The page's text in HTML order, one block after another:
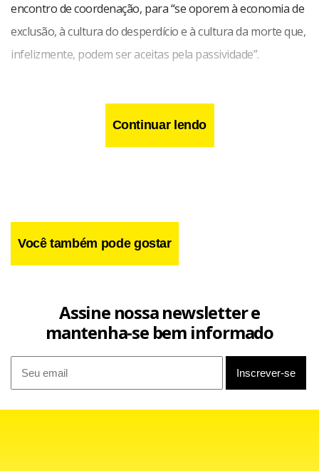
encontro de coordenação, para “se oporem à economia de
exclusão, à cultura do desperdício e à cultura da morte que,
infelizmente, podem ser aceitas pela passividade”.
Ele lembrou “a dignidade de cada irmão, cuja vida é
inviolável, da concepção até o termo natural”, em uma
Continuar lendo
Você também pode gostar
Assine nossa newsletter e
mantenha-se bem informado